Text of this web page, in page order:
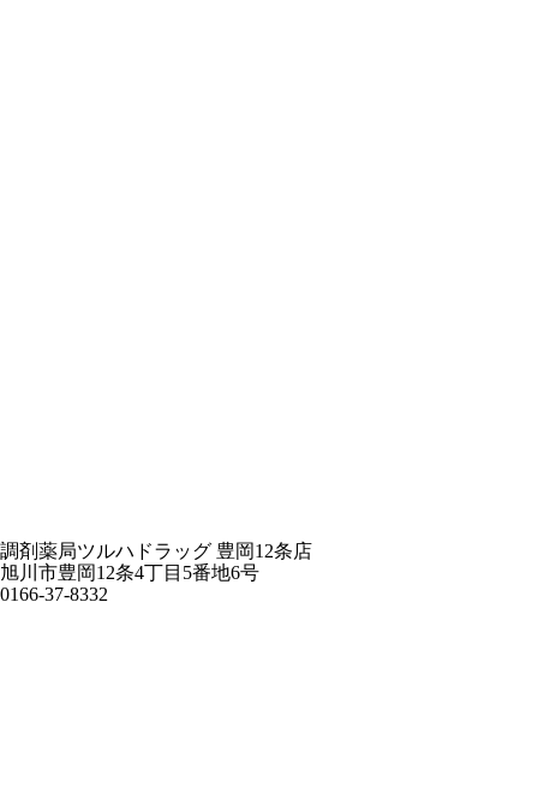
調剤薬局ツルハドラッグ 豊岡12条店
旭川市豊岡12条4丁目5番地6号
0166-37-8332